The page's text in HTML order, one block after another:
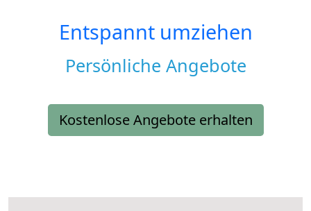
Entspannt umziehen
Persönliche Angebote
Kostenlose Angebote erhalten